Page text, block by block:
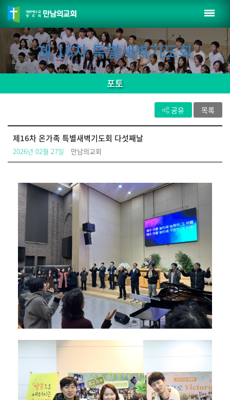
제 16차 특별새벽기도회
포토
공유 목록
제16차 온가족 특별새벽기도회 다섯째날
2026년 02월 27일 만남의교회